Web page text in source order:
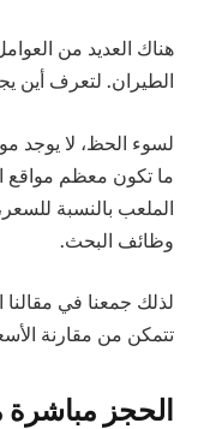
هناك العديد من
الطيران. لتعرف
لسوء الحظ، لا يوجد
ما تكون معظم مواقع
الملعب بالنسبة
وظائف البحث.
لذلك جمعنا في
تتمكن من مقارنة
الحجز